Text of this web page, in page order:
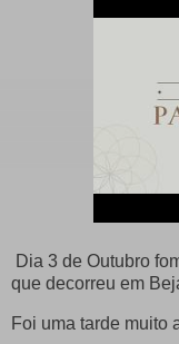
Dia 3 de Outubro
que decorreu em
Foi uma tarde muito